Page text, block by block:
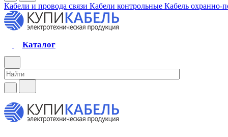
Кабели и провода связи Кабели контрольные Кабель охранно-
Каталог